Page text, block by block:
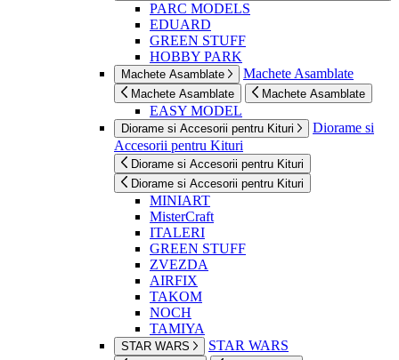
PARC MODELS
EDUARD
GREEN STUFF
HOBBY PARK
Machete Asamblate Machete Asamblate
Machete Asamblate Machete Asamblate
EASY MODEL
Diorame si Accesorii pentru Kituri
Diorame si
Accesorii pentru Kituri
Diorame si Accesorii pentru Kituri
Diorame si Accesorii pentru Kituri
MINIART
MisterCraft
ITALERI
GREEN STUFF
ZVEZDA
AIRFIX
TAKOM
NOCH
TAMIYA
STAR WARS STAR WARS